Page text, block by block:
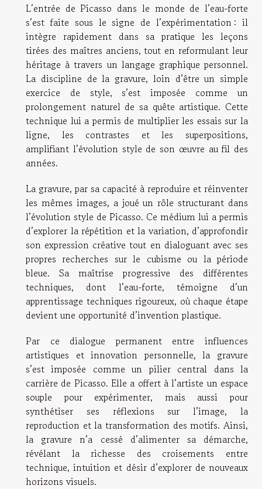
L’entrée de Picasso dans le monde de l’eau-forte
s’est faite sous le signe de l’expérimentation : il
intègre rapidement dans sa pratique les leçons
tirées des maîtres anciens, tout en reformulant leur
héritage à travers un langage graphique personnel.
La discipline de la gravure, loin d’être un simple
exercice de style, s’est imposée comme un
prolongement naturel de sa quête artistique. Cette
technique lui a permis de multiplier les essais sur la
ligne, les contrastes et les superpositions,
amplifiant l’évolution style de son œuvre au fil des
années.
La gravure, par sa capacité à reproduire et réinventer
les mêmes images, a joué un rôle structurant dans
l’évolution style de Picasso. Ce médium lui a permis
d’explorer la répétition et la variation, d’approfondir
son expression créative tout en dialoguant avec ses
propres recherches sur le cubisme ou la période
bleue. Sa maîtrise progressive des différentes
techniques, dont l’eau-forte, témoigne d’un
apprentissage techniques rigoureux, où chaque étape
devient une opportunité d’invention plastique.
Par ce dialogue permanent entre influences
artistiques et innovation personnelle, la gravure
s’est imposée comme un pilier central dans la
carrière de Picasso. Elle a offert à l’artiste un espace
souple pour expérimenter, mais aussi pour
synthétiser ses réflexions sur l’image, la
reproduction et la transformation des motifs. Ainsi,
la gravure n’a cessé d’alimenter sa démarche,
révélant la richesse des croisements entre
technique, intuition et désir d’explorer de nouveaux
horizons visuels.